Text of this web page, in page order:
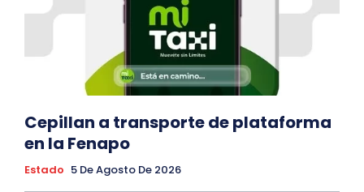
Cepillan a transporte de plataforma
en la Fenapo
Estado 5 De Agosto De 2026